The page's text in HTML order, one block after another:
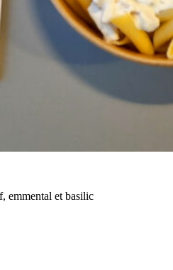
emmental et basilic